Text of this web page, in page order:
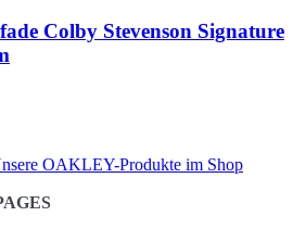
Colby Stevenson Signature
OAKLEY-Produkte im Shop